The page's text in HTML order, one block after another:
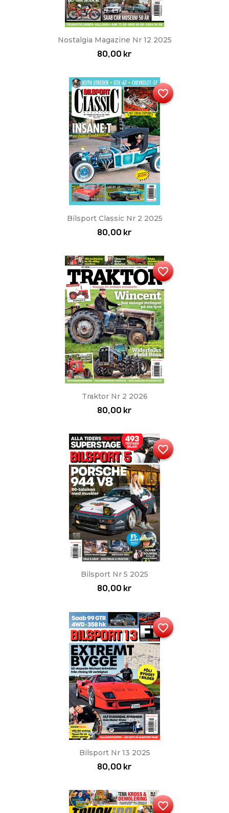
Nostalgia Magazine Nr 12 2025
80,00 kr
Bilsport Classic Nr 2 2025
80,00 kr
favorite_border
Traktor Nr 2 2026
80,00 kr
favorite_border
Bilsport Nr 5 2025
80,00 kr
favorite_border
Bilsport Nr 13 2025
80,00 kr
favorite_border
favorite_border